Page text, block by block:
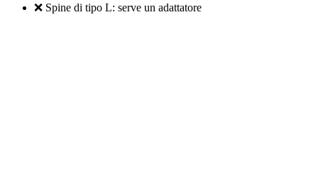
❌ Spine di tipo L: serve un adattatore